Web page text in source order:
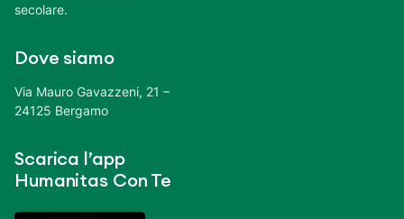
secolare.
Dove siamo
Via Mauro Gavazzeni, 21 –
24125 Bergamo
Scarica l’app
Humanitas Con Te